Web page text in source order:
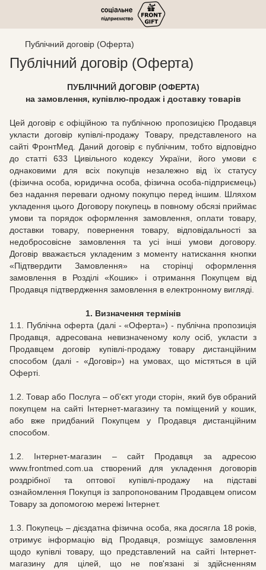
Публічний договір (Оферта)
Публічний договір (Оферта)
ПУБЛІЧНИЙ ДОГОВІР (ОФЕРТА)
на замовлення, купівлю-продаж і доставку товарів
Цей договір є офіційною та публічною пропозицією Продавця
укласти договір купівлі-продажу Товару, представленого на
сайті ФронтМед. Даний договір є публічним, тобто відповідно
до статті 633 Цивільного кодексу України, його умови є
однаковими для всіх покупців незалежно від їх статусу
(фізична особа, юридична особа, фізична особа-підприємець)
без надання переваги одному покупцю перед іншим. Шляхом
укладення цього Договору покупець в повному обсязі приймає
умови та порядок оформлення замовлення, оплати товару,
доставки товару, повернення товару, відповідальності за
недобросовісне замовлення та усі інші умови договору.
Договір вважається укладеним з моменту натискання кнопки
«Підтвердити Замовлення» на сторінці оформлення
замовлення в Розділі «Кошик» і отримання Покупцем від
Продавця підтвердження замовлення в електронному вигляді.
1. Визначення термінів
1.1.
Публічна оферта (далі - «Оферта») - публічна пропозиція
Продавця, адресована невизначеному колу осіб, укласти з
Продавцем договір купівлі-продажу товару дистанційним
способом (далі - «Договір») на умовах, що містяться в цій
Оферті.
1.2. Товар або Послуга – об'єкт угоди сторін, який був обраний
покупцем на сайті Інтернет-магазину та поміщений у кошик,
або вже придбаний Покупцем у Продавця дистанційним
способом.
1.2. Інтернет-магазин – сайт Продавця за адресою
www.frontmed com ua створений для укладення договорів
роздрібної та оптової купівлі-продажу на підставі
ознайомлення Покупця із запропонованим Продавцем описом
Товару за допомогою мережі Інтернет.
1.3. Покупець – дієздатна фізична особа, яка досягла 18 років,
отримує інформацію від Продавця, розміщує замовлення
щодо купівлі товару, що представлений на сайті Інтернет-
магазину для цілей, що не пов'язані зі здійсненням